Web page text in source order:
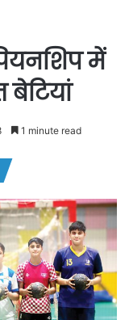
में
1 minute read